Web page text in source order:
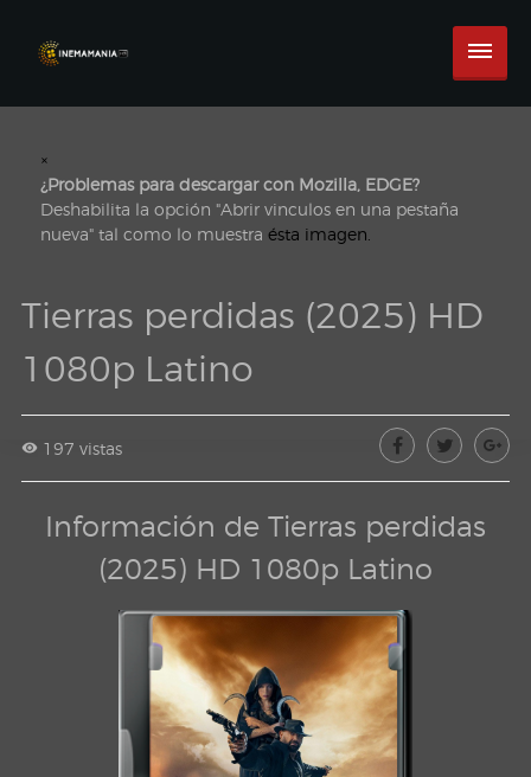
×
¿Problemas para descargar con Mozilla, EDGE?
Deshabilita la opción "Abrir vinculos en una pestaña
nueva" tal como lo muestra ésta imagen.
Tierras perdidas (2025) HD
1080p Latino
197 vistas
Información de Tierras perdidas
(2025) HD 1080p Latino